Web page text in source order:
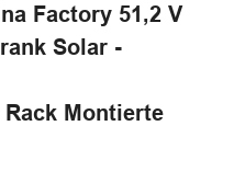
Factory 51,2 V
Solar -
Montierte